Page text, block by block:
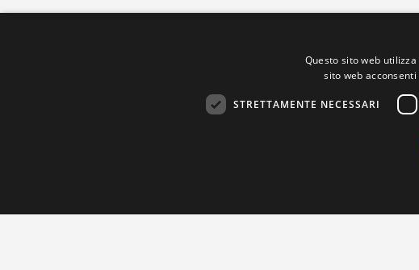
Questo sito web
sito web
STRETTAMENTE NECESSARI